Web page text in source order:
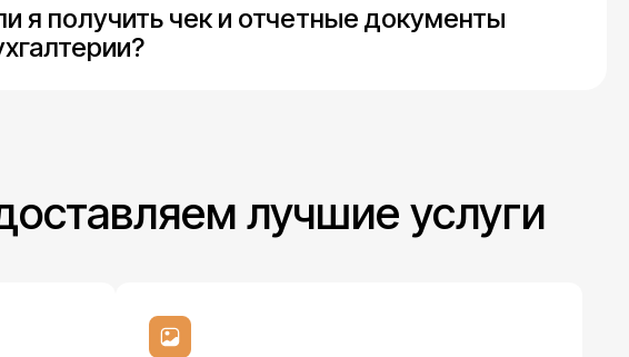
я получить чек и отчетные документы
лучшие услуги